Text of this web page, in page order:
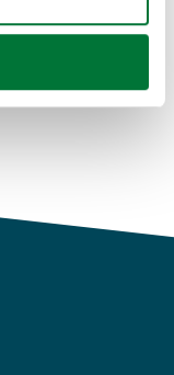
activamente
(huellas
se procesan sus
web con
y análisis